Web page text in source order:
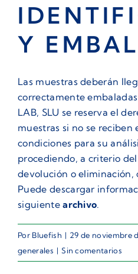
Y
Las muestras deberán
correctamente
LAB, SLU se reserva el
muestras si no se reciben
condiciones para su
procediendo, a criterio
devolución o eliminación,
Puede descargar
siguientearchivo.
Por Bluefish | 29 de noviembre
generales | Sin comentarios